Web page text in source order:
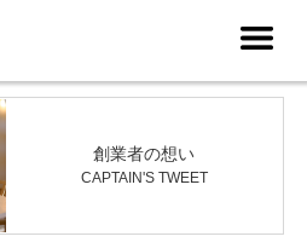
創業者の想い
CAPTAIN'S TWEET